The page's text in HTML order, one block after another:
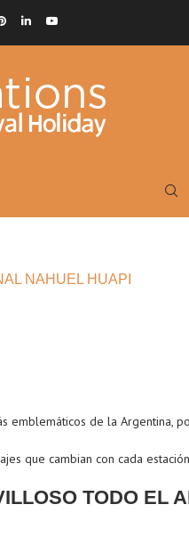
NAHUEL HUAPI
emblemáticos de la Argentina,
que cambian con cada
TODO EL